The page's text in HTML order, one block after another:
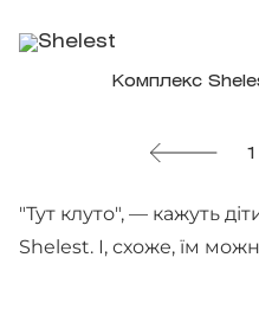
Комплекс
"Тут клуто", — кажуть
Shelest. І, схоже, їм